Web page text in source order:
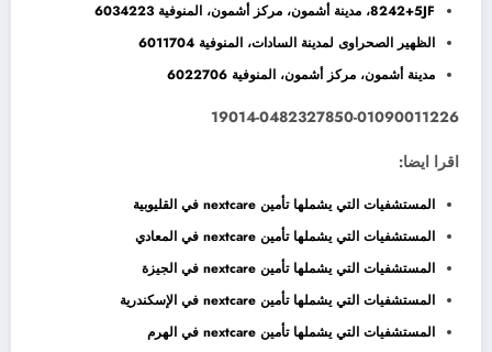
8242+5JF، مدينة أشمون، مركز أشمون، المنوفية 6034223
الظهير الصحراوى لمدينة السادات، المنوفية 6011704
مدينة أشمون، مركز أشمون، المنوفية 6022706
19014-0482327850-01090011226
اقرا ايضا:
المستشفيات التي يشملها تأمين nextcare في القليوبية
المستشفيات التي يشملها تأمين nextcare في المعادي
المستشفيات التي يشملها تأمين nextcare في الجيزة
المستشفيات التي يشملها تأمين nextcare في الإسكندرية
المستشفيات التي يشملها تأمين nextcare في الهرم